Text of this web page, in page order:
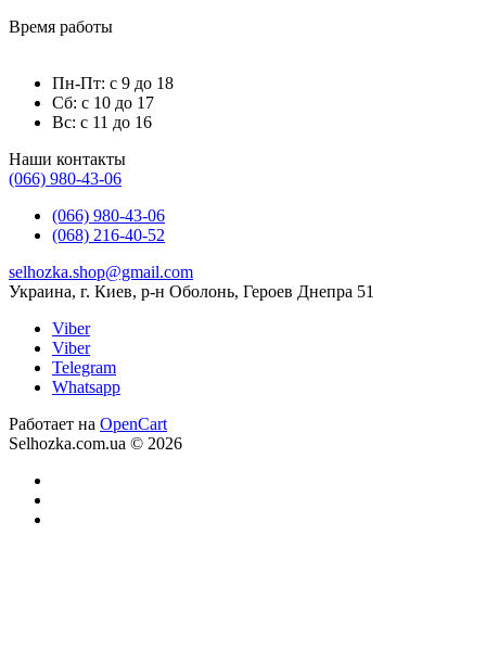
Время работы
Пн-Пт: с 9 до 18
Сб: с 10 до 17
Вс: с 11 до 16
Наши контакты
(066) 980-43-06
(066) 980-43-06
(068) 216-40-52
selhozka.shop@gmail.com
Украина, г. Киев, р-н Оболонь, Героев Днепра 51
Viber
Viber
Telegram
Whatsapp
Работает на OpenCart
Selhozka.com.ua © 2026